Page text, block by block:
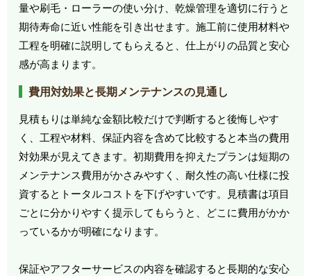
量や刷毛・ローラーの使い分け、乾燥管理を適切に行うと
期待寿命に近い性能を引き出せます。施工前に使用材料や
工程を明確に説明してもらえると、仕上がりの品質と安心
感が高まります。
費用対効果と長期メンテナンスの見通し
見積もりは単純な金額比較だけで判断すると後悔しやす
く、工程や材料、保証内容を含めて比較すると本当の費用
対効果が見えてきます。初期費用を抑えたプランは短期の
メンテナンス費用がかさみやすく、耐久性の高い仕様に投
資するとトータルコストを下げやすいです。見積書は項目
ごとに分かりやすく提示してもらうと、どこに費用がかか
っているかが明確になります。
保証やアフターサービスの内容を確認すると長期的な安心